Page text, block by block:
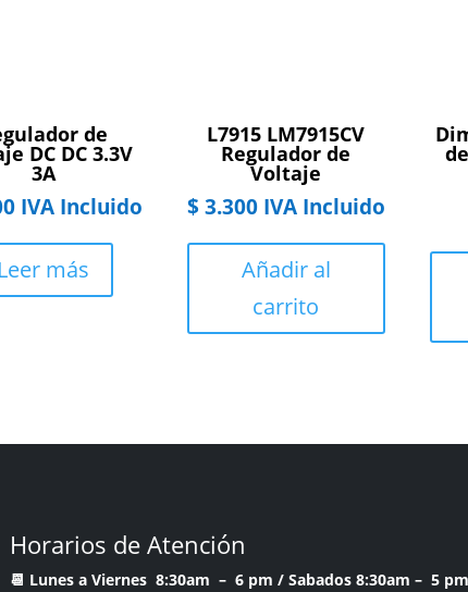
de
DC DC 3.3V
3A
IVA Incluido
Leer más
L7915 LM7915CV
Regulador de
Voltaje
$3.300 IVA Incluido
Añadir al
carrito
Horarios de Atención
📆 Lunes a Viernes 8:30am – 6 pm / Sabados 8:30am – 5 pm